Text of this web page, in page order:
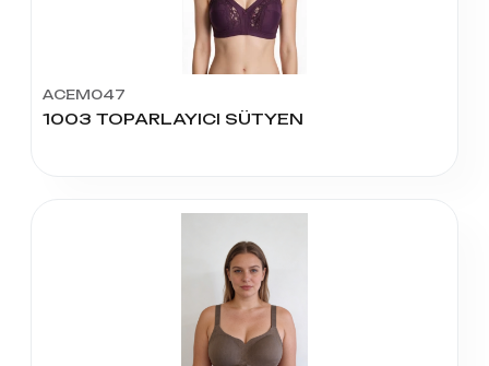
ACEM047
1003 TOPARLAYICI SÜTYEN